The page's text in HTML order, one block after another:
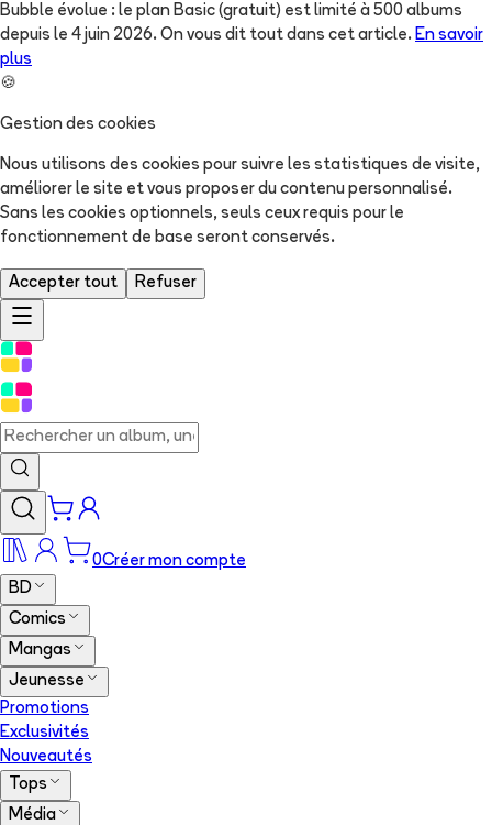
Bubble évolue : le plan Basic (gratuit) est limité à 500 albums
depuis le 4 juin 2026. On vous dit tout dans cet article. En savoir
plus
🍪
Gestion des cookies
Nous utilisons des cookies pour suivre les statistiques de visite,
améliorer le site et vous proposer du contenu personnalisé.
Sans les cookies optionnels, seuls ceux requis pour le
fonctionnement de base seront conservés.
Accepter tout Refuser
0Créer mon compte
BD
Comics
Mangas
Jeunesse
Promotions
Exclusivités
Nouveautés
Tops
Média